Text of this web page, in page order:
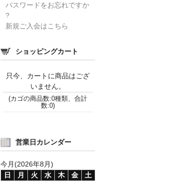
パスワードをお忘れですか
?
新規ご入会はこちら
ショッピングカート
只今、カートに商品はござ
いません。
(カゴの商品数:0種類、合計
数:0)
営業日カレンダー
今月(2026年8月)
日
月 火 水 木 金
土